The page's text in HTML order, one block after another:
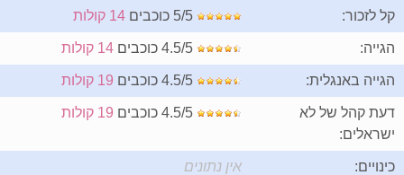
קל לזכור: 5/5 כוכבים 14 קולות
הגייה: 4.5/5 כוכבים 14 קולות
הגייה באנגלית: 4.5/5 כוכבים 19 קולות
דעת קהל של לא
ישראלים:
4.5/5 כוכבים 19 קולות
כינויים: אין נתונים